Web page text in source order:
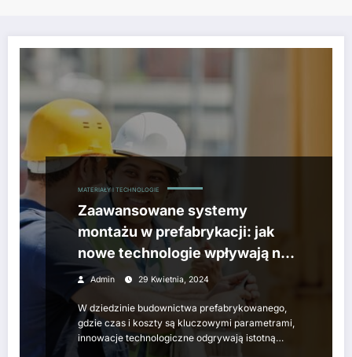
MATERIAŁY I TECHNOLOGIE
Zaawansowane systemy
montażu w prefabrykacji: jak
nowe technologie wpływają na
efektywność budowy
Admin 29 Kwietnia, 2024
W dziedzinie budownictwa prefabrykowanego,
gdzie czas i koszty są kluczowymi parametrami,
innowacje technologiczne odgrywają istotną…